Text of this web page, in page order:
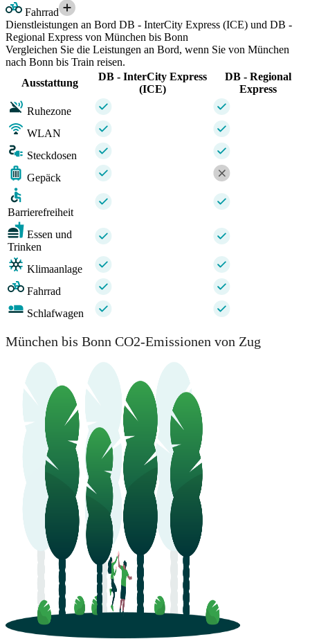
Fahrrad
Dienstleistungen an Bord DB - InterCity Express (ICE) und DB -
Regional Express von München bis Bonn
Vergleichen Sie die Leistungen an Bord, wenn Sie von München
nach Bonn bis Train reisen.
Ausstattung
DB - InterCity Express
(ICE)
DB - Regional
Express
Ruhezone
WLAN
Steckdosen
Gepäck
Barrierefreiheit
Essen und
Trinken
Klimaanlage
Fahrrad
Schlafwagen
München bis Bonn CO2-Emissionen von Zug